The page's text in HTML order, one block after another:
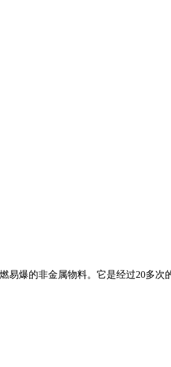
易爆的非金属物料。它是经过20多次